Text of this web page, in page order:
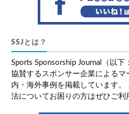
SSJとは？
Sports Sponsorship Journal（以下
協賛するスポンサー企業によるマ
内・海外事例を掲載しています。
法についてお困りの方はぜひご利